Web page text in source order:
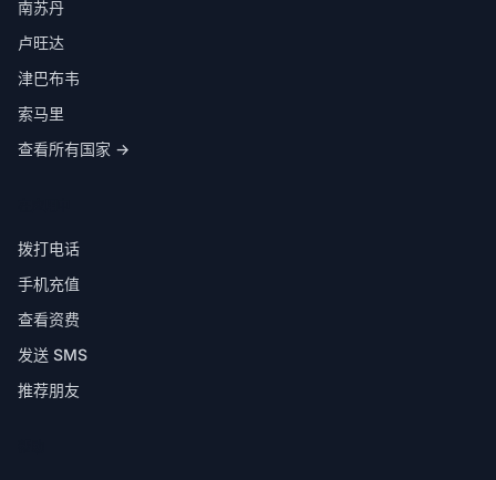
南苏丹
卢旺达
津巴布韦
索马里
查看所有国家 →
拨打电话
手机充值
查看资费
发送 SMS
推荐朋友